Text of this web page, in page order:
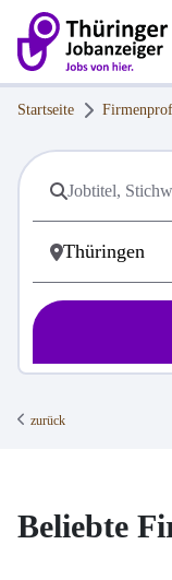
Startseite
zurück
Beliebte